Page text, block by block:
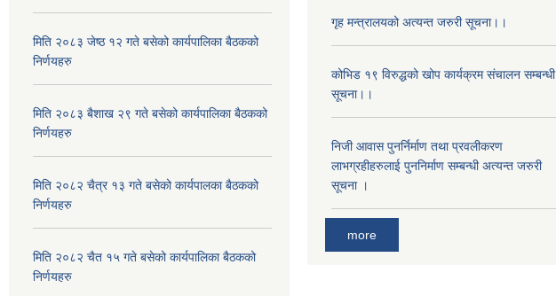
मिति २०८३ जेष्ठ १२ गते बसेको कार्यपालिका बैठकको
निर्णयहरु
मिति २०८३ बैशाख २९ गते बसेको कार्यपालिका बैठकको
निर्णयहरु
मिति २०८२ चैत्र १३ गते बसेको कार्यपालका बैठकको
निर्णयहरु
मिति २०८२ चैत १५ गते बसेको कार्यपालिका बैठकको
निर्णयहरु
गृह मन्त्रालयको अत्यन्त जरुरी सूचना।।
कोभिड १९ विरुद्धको खोप कार्यक्रम संचालन सम्बन्धी
सूचना।।
निजी आवास पुनर्निर्माण तथा प्रवलीकरण
लाभग्रहीहरुलाई पुननिर्माण सम्बन्धी अत्यन्त जरुरी
सूचना ।
more